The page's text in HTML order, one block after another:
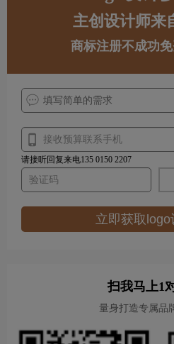
主创设计师来
商标注册不成功
请接听回复来电135 0150 2207
立即获取logo
扫我马上1
量身打造专属品